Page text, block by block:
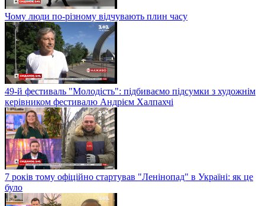
Чому люди по-різному відчувають плин часу
49-й фестиваль "Молодість": підбиваємо підсумки з художнім
керівником фестивалю Андрієм Халпахчі
7 років тому офіційно стартував "Ленінопад" в Україні: як це
було